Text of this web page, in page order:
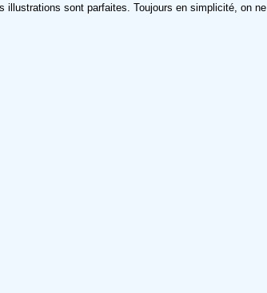
sont parfaites. Toujours en simplicité, on